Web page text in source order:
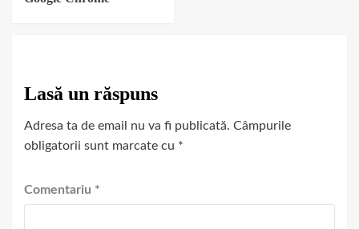
Lasă un răspuns
Adresa ta de email nu va fi publicată. Câmpurile
obligatorii sunt marcate cu *
Comentariu *